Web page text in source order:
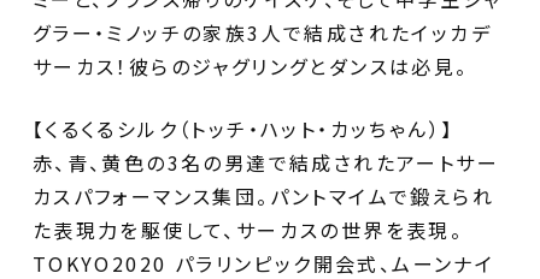
グラー・ミノッチの家族3人で結成されたイッカデ
サーカス！彼らのジャグリングとダンスは必見。
【くるくるシルク（トッチ・ハット・カッちゃん）】
赤、青、黄色の3名の男達で結成されたアートサー
カスパフォーマンス集団。パントマイムで鍛えられ
た表現力を駆使して、サーカスの世界を表現。
TOKYO2020 パラリンピック開会式、ムーンナイ